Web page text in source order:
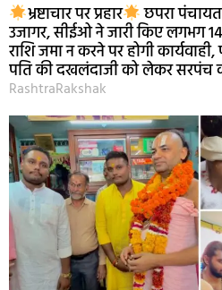
भ्रष्टाचार पर प्रहार छपरा
उजागर, सीईओ ने जारी किए
राशि जमा न करने पर होगी
पति की दखलंदाजी को लेकर सरपंच
RashtraRakshak